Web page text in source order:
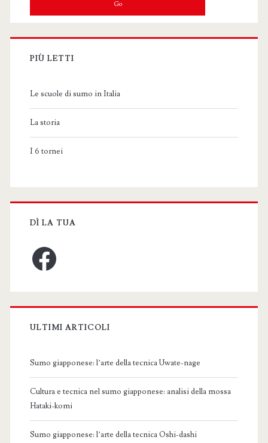
PIÙ LETTI
Le scuole di sumo in Italia
La storia
I 6 tornei
DÌ LA TUA
Facebook
ULTIMI ARTICOLI
Sumo giapponese: l’arte della tecnica Uwate-nage
Cultura e tecnica nel sumo giapponese: analisi della mossa
Hataki-komi
Sumo giapponese: l’arte della tecnica Oshi-dashi